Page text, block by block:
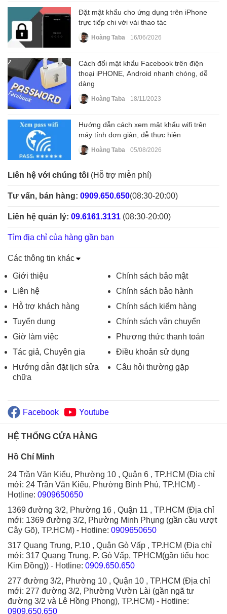
Đặt mật khẩu cho ứng dụng trên iPhone
trực tiếp chi với vài thao tác
Hoàng Taba 16/06/2026
Cách đổi mật khẩu Facebook trên điện
thoại iPHONE, Android nhanh chóng, dễ
dàng
Hoàng Taba 18/11/2023
Hướng dẫn cách xem mật khẩu wifi trên
máy tính đơn giản, dễ thực hiện
Hoàng Taba 05/08/2026
Liên hệ với chúng tôi (Hỗ trợ miễn phí)
Tư vấn, bán hàng: 0909.650.650(08:30-20:00)
Liên hệ quản lý: 09.6161.3131 (08:30-20:00)
Tìm địa chỉ của hàng gần bạn
Các thông tin khác
Giới thiệu
Liên hệ
Hỗ trợ khách hàng
Tuyển dụng
Giờ làm việc
Tác giả, Chuyên gia
Hướng dẫn đặt lịch sửa
chữa
Chính sách bảo mật
Chính sách bảo hành
Chính sách kiểm hàng
Chính sách vận chuyển
Phương thức thanh toán
Điều khoản sử dụng
Câu hỏi thường gặp
Facebook Youtube
HỆ THỐNG CỬA HÀNG
Hồ Chí Minh
24 Trần Văn Kiểu, Phường 10 , Quận 6 , TP.HCM (Địa chỉ
mới: 24 Trần Văn Kiểu, Phường Bình Phú, TP.HCM) -
Hotline: 0909650650
1369 đường 3/2, Phường 16 , Quận 11 , TP.HCM (Địa chỉ
mới: 1369 đường 3/2, Phường Minh Phụng (gần cầu vượt
Cây Gõ), TP.HCM) - Hotline: 0909650650
317 Quang Trung, P.10 , Quận Gò Vấp , TP.HCM (Địa chỉ
mới: 317 Quang Trung, P. Gò Vấp, TPHCM(gần tiểu học
Kim Đồng)) - Hotline: 0909.650.650
277 đường 3/2, Phường 10 , Quận 10 , TP.HCM (Địa chỉ
mới: 277 đường 3/2, Phường Vườn Lài (gần ngã tư
đường 3/2 và Lê Hồng Phong), TP.HCM) - Hotline:
0909.650.650